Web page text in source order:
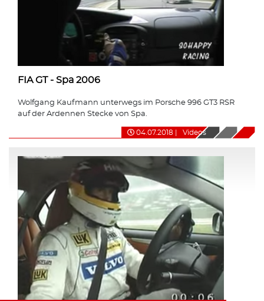
FIA GT - Spa 2006
Wolfgang Kaufmann unterwegs im Porsche 996 GT3 RSR
auf der Ardennen Stecke von Spa.
04.07.2018 Videos